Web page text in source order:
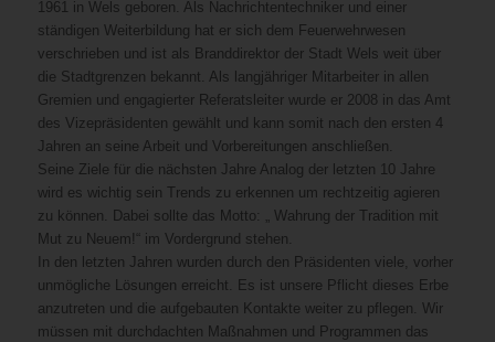
1961 in Wels geboren. Als Nachrichtentechniker und einer
ständigen Weiterbildung hat er sich dem Feuerwehrwesen
verschrieben und ist als Branddirektor der Stadt Wels weit über
die Stadtgrenzen bekannt. Als langjähriger Mitarbeiter in allen
Gremien und engagierter Referatsleiter wurde er 2008 in das Amt
des Vizepräsidenten gewählt und kann somit nach den ersten 4
Jahren an seine Arbeit und Vorbereitungen anschließen.
Seine Ziele für die nächsten Jahre Analog der letzten 10 Jahre
wird es wichtig sein Trends zu erkennen um rechtzeitig agieren
zu können. Dabei sollte das Motto: „ Wahrung der Tradition mit
Mut zu Neuem!“ im Vordergrund stehen.
In den letzten Jahren wurden durch den Präsidenten viele, vorher
unmögliche Lösungen erreicht. Es ist unsere Pflicht dieses Erbe
anzutreten und die aufgebauten Kontakte weiter zu pflegen. Wir
müssen mit durchdachten Maßnahmen und Programmen das